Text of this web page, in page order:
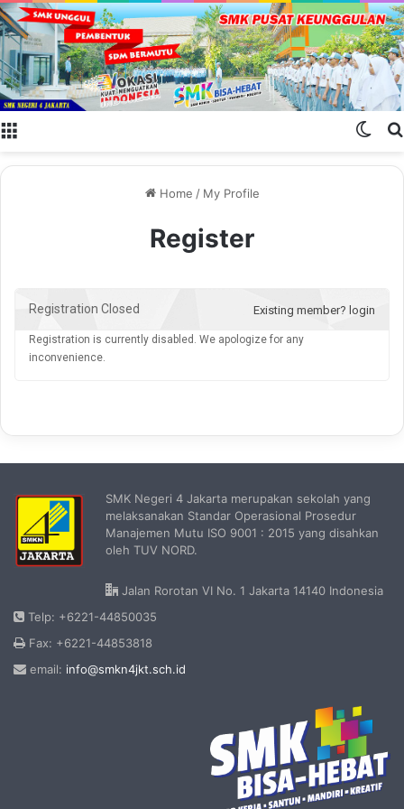
Home / My Profile
Register
Registration Closed Existing member? login
Registration is currently disabled. We apologize for any
inconvenience.
SMK Negeri 4 Jakarta merupakan sekolah yang
melaksanakan Standar Operasional Prosedur
Manajemen Mutu ISO 9001 : 2015 yang disahkan
oleh TUV NORD.
Jalan Rorotan VI No. 1 Jakarta 14140 Indonesia
Telp: +6221-44850035
Fax: +6221-44853818
email: info@smkn4jkt.sch.id